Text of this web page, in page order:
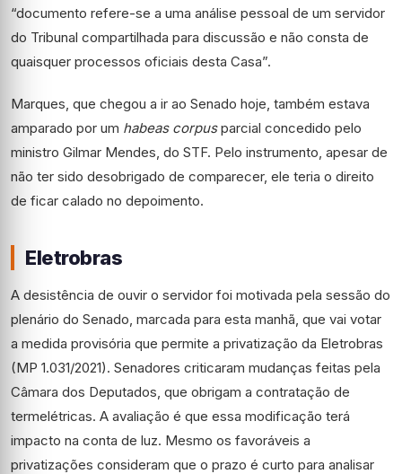
“documento refere-se a uma análise pessoal de um servidor
do Tribunal compartilhada para discussão e não consta de
quaisquer processos oficiais desta Casa”.
Marques, que chegou a ir ao Senado hoje, também estava
amparado por um habeas corpusparcial concedido pelo
ministro Gilmar Mendes, do STF. Pelo instrumento, apesar de
não ter sido desobrigado de comparecer, ele teria o direito
de ficar calado no depoimento.
Eletrobras
A desistência de ouvir o servidor foi motivada pela sessão do
plenário do Senado, marcada para esta manhã, que vai votar
a medida provisória que permite a privatização da Eletrobras
(MP 1.031/2021). Senadores criticaram mudanças feitas pela
Câmara dos Deputados, que obrigam a contratação de
termelétricas. A avaliação é que essa modificação terá
impacto na conta de luz. Mesmo os favoráveis a
privatizações consideram que o prazo é curto para analisar